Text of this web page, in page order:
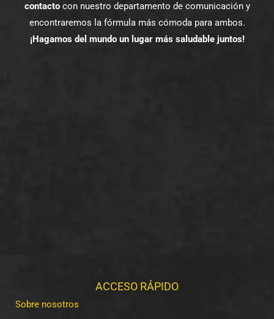
contactocon nuestro departamento de comunicación y
encontraremos la fórmula más cómoda para ambos.
¡Hagamos del mundo un lugar más saludable juntos!
ACCESO RÁPIDO
Sobre nosotros